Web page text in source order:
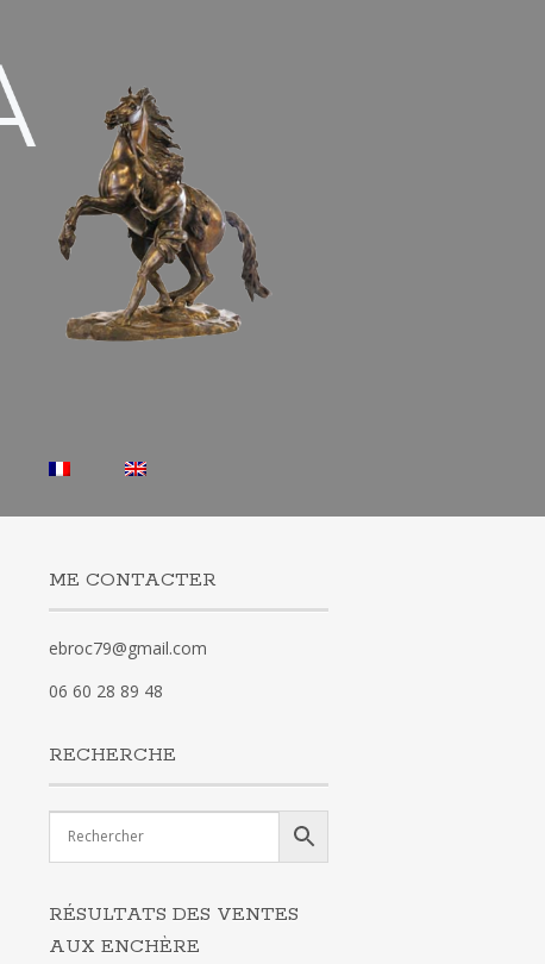
ME CONTACTER
ebroc79@gmail.com
06 60 28 89 48
RECHERCHE
RÉSULTATS DES VENTES
AUX ENCHÈRE